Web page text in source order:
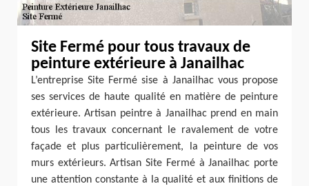
Site Fermé pour tous travaux de
peinture extérieure à Janailhac
L’entreprise Site Fermé sise à Janailhac vous propose
ses services de haute qualité en matière de peinture
extérieure. Artisan peintre à Janailhac prend en main
tous les travaux concernant le ravalement de votre
façade et plus particulièrement, la peinture de vos
murs extérieurs. Artisan Site Fermé à Janailhac porte
une attention constante à la qualité et aux finitions de